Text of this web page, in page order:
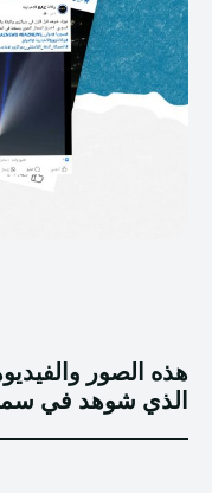
هذه الصور
الذي شوهد في